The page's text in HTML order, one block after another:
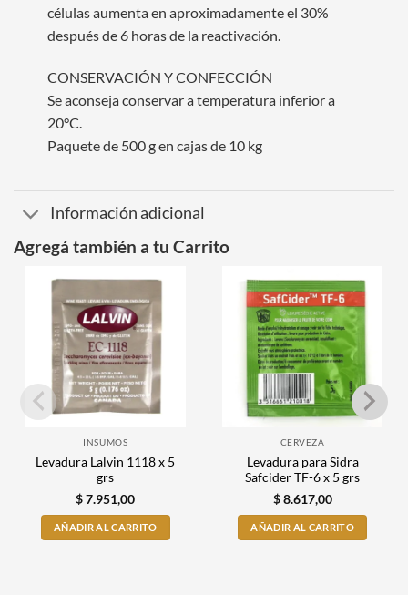
células aumenta en aproximadamente el 30%
después de 6 horas de la reactivación.
CONSERVACIÓN Y CONFECCIÓN
Se aconseja conservar a temperatura inferior a
20°C.
Paquete de 500 g en cajas de 10 kg
Información adicional
Agregá también a tu Carrito
INSUMOS
Levadura Lalvin 1118 x 5
grs
$7.951,00
AÑADIR AL CARRITO
CERVEZA
Levadura para Sidra
Safcider TF-6 x 5 grs
$8.617,00
AÑADIR AL CARRITO